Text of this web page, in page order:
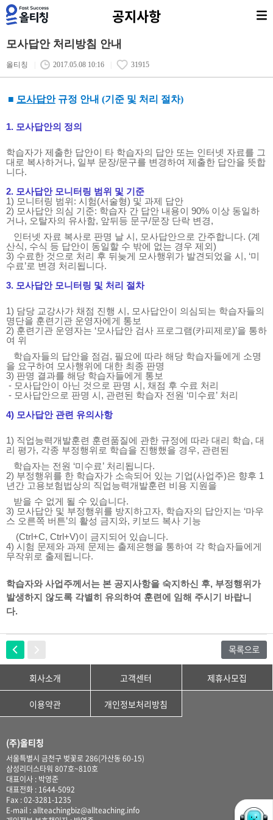
공지사항
모사답안 처리방침 안내
올티칭 2017.05.08 10:16 31915
■ 모사답안규정 안내 (기준 및 처리 절차)
1. 모사답안의 정의
학습자가 제출한 답안이 타 학습자의 답안 또는 인터넷 자료를 그
대로 복사하거나, 일부 문장/문구를 변경하여 제출한 답안을 뜻합
니다.
2. 모사답안 모니터링 범위 및 기준
1) 모니터링 범위: 시험(서술형) 및 과제 답안
2) 모사답안 의심 기준: 학습자 간 답안 내용이 90% 이상 동일하
거나, 오탈자의 유사함, 앞뒤등 문구/문장 단락 변경,
인터넷 자료 복사로 판명 날 시, 모사답안으로 간주합니다. (계
산식, 수식 등 답안이 동일할 수 밖에 없는 경우 제외)
3) 수료한 것으로 처리 후 뒤늦게 모사행위가 발견되었을 시, ‘미
수료’로 변경 처리됩니다.
3. 모사답안 모니터링 및 처리 절차
1) 담당 교강사가 채점 진행 시, 모사답안이 의심되는 학습자들의
명단을 훈련기관 운영자에게 통보
2) 훈련기관 운영자는 ‘모사답안 검사 프로그램(카피제로)’을 통하
여 위
학습자들의 답안을 점검, 필요에 따라 해당 학습자들에게 소명
을 요구하여 모사행위에 대한 최종 판명
3) 판명 결과를 해당 학습자들에게 통보
- 모사답안이 아닌 것으로 판명 시, 채점 후 수료 처리
- 모사답안으로 판명 시, 관련된 학습자 전원 ‘미수료’ 처리
4) 모사답안 관련 유의사항
1) 직업능력개발훈련 훈련품질에 관한 규정에 따라 대리 학습, 대
리 평가, 각종 부정행위로 학습을 진행했을 경우, 관련된
학습자는 전원 ‘미수료’ 처리됩니다.
2) 부정행위를 한 학습자가 소속되어 있는 기업(사업주)은 향후 1
년간 고용보험법상의 직업능력개발훈련 비용 지원을
받을 수 없게 될 수 있습니다.
3) 모사답안 및 부정행위를 방지하고자, 학습자의 답안지는 ‘마우
스 오른쪽 버튼’의 활성 금지와, 키보드 복사 기능
(Ctrl+C, Ctrl+V)이 금지되어 있습니다.
4) 시험 문제와 과제 문제는 출제은행을 통하여 각 학습자들에게
무작위로 출제됩니다.
학습자와 사업주께서는 본 공지사항을 숙지하신 후, 부정행위가
발생하지 않도록 각별히 유의하여 훈련에 임해 주시기 바랍니
다.
회사소개 고객센터 제휴사모집
이용약관 개인정보처리방침
(주)올티칭
서울특별시 금천구 벚꽃로 286(가산동 60-15)
삼성리더스타워 807호~810호
대표이사 : 박영준
대표전화 : 1644-5092
Fax : 02-3281-1235
E-mail : allteachingbiz@allteaching.info